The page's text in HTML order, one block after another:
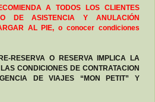
A TODOS LOS CLIENTES
DE ASISTENCIA Y ANULACIÓN
AL PIE, o conocer condiciones
RESERVA O RESERVA IMPLICA LA
CONDICIONES DE CONTRATACION
DE VIAJES “MON PETIT” Y